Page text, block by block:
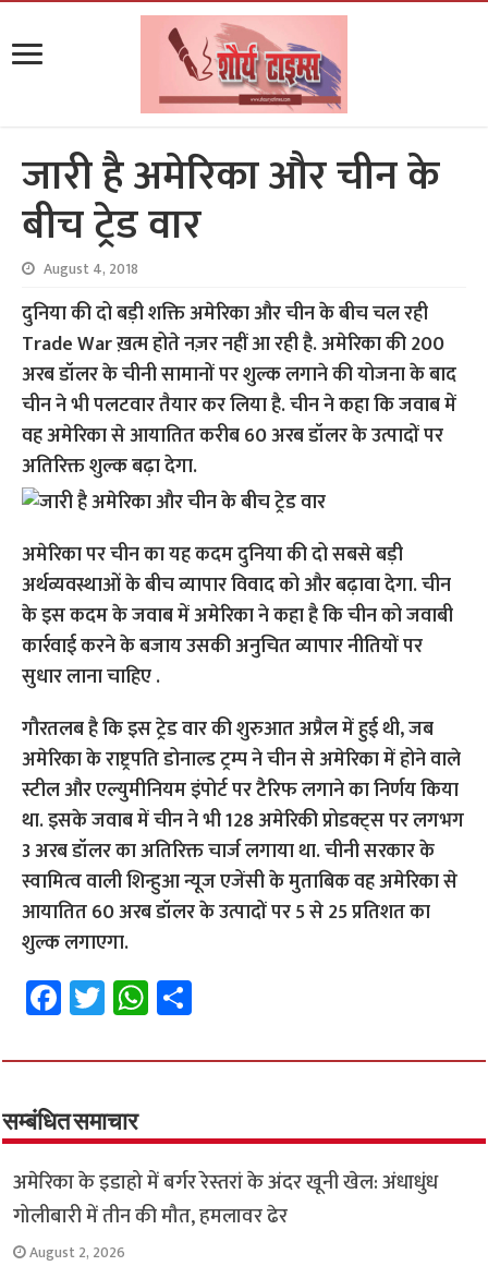
जारी है अमेरिका और चीन के
बीच ट्रेड वार
August 4, 2018
दुनिया की दो बड़ी शक्ति अमेरिका और चीन के बीच चल रही
Trade War ख़त्म होते नज़र नहीं आ रही है. अमेरिका की 200
अरब डॉलर के चीनी सामानों पर शुल्क लगाने की योजना के बाद
चीन ने भी पलटवार तैयार कर लिया है. चीन ने कहा कि जवाब में
वह अमेरिका से आयातित करीब 60 अरब डॉलर के उत्पादों पर
अतिरिक्त शुल्क बढ़ा देगा.
अमेरिका पर चीन का यह कदम दुनिया की दो सबसे बड़ी
अर्थव्यवस्थाओं के बीच व्यापार विवाद को और बढ़ावा देगा. चीन
के इस कदम के जवाब में अमेरिका ने कहा है कि चीन को जवाबी
कार्रवाई करने के बजाय उसकी अनुचित व्यापार नीतियों पर
सुधार लाना चाहिए .
गौरतलब है कि इस ट्रेड वार की शुरुआत अप्रैल में हुई थी, जब
अमेरिका के राष्ट्रपति डोनाल्ड ट्रम्प ने चीन से अमेरिका में होने वाले
स्टील और एल्युमीनियम इंपोर्ट पर टैरिफ लगाने का निर्णय किया
था. इसके जवाब में चीन ने भी 128 अमेरिकी प्रोडक्ट्स पर लगभग
3 अरब डॉलर का अतिरिक्त चार्ज लगाया था. चीनी सरकार के
स्वामित्व वाली शिन्हुआ न्यूज एजेंसी के मुताबिक वह अमेरिका से
आयातित 60 अरब डॉलर के उत्पादों पर 5 से 25 प्रतिशत का
शुल्क लगाएगा.
Fa
ce
b
o
o
k
T
wi
tt
er
W
h
at
p
p
ar
सम्बंधित समाचार
अमेरिका के इडाहो में बर्गर रेस्तरां के अंदर खूनी खेल: अंधाधुंध
गोलीबारी में तीन की मौत, हमलावर ढेर
August 2, 2026